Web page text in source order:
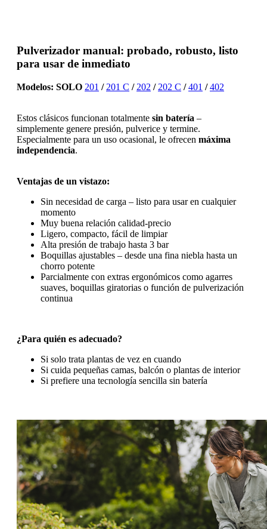
Pulverizador manual: probado, robusto, listo
para usar de inmediato
Modelos: SOLO 201 / 201 C / 202 / 202 C /401 /402
Estos clásicos funcionan totalmente sin batería –
simplemente genere presión, pulverice y termine.
Especialmente para un uso ocasional, le ofrecen máxima
independencia.
Ventajas de un vistazo:
Sin necesidad de carga – listo para usar en cualquier
momento
Muy buena relación calidad-precio
Ligero, compacto, fácil de limpiar
Alta presión de trabajo hasta 3 bar
Boquillas ajustables – desde una fina niebla hasta un
chorro potente
Parcialmente con extras ergonómicos como agarres
suaves, boquillas giratorias o función de pulverización
continua
¿Para quién es adecuado?
Si solo trata plantas de vez en cuando
Si cuida pequeñas camas, balcón o plantas de interior
Si prefiere una tecnología sencilla sin batería